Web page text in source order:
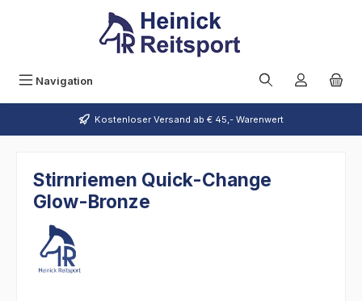
Zum Hauptinhalt springen
Navigation
Kostenloser Versand ab € 45,- Warenwert
Stirnriemen Quick-Change
Glow-Bronze